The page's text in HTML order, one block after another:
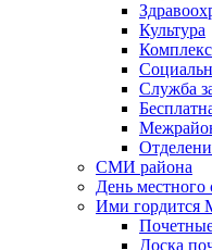
Культура
Служба
СМИ района
День местного
Ими гордится
Доска